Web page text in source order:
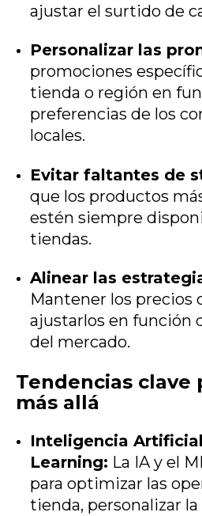
ajustar el surtido de
Personalizar las
promociones
tienda o región en
preferencias de los
locales.
Evitar faltantes de
que los productos
estén siempre
tiendas.
Alinear las
Mantener los precios
ajustarlos en función
del mercado.
Tendencias clave
más allá
Inteligencia
Learning: La IA y el
para optimizar las
tienda, personalizar